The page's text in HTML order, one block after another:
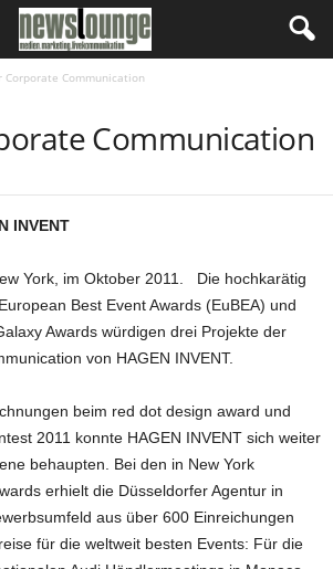
Corporate Communication
Communication
INVENT
York, im Oktober 2011. Die hochkarätig
Best Event Awards (EuBEA) und
Awards würdigen drei Projekte der
von HAGEN INVENT.
beim red dot design award und
2011 konnte HAGEN INVENT sich weiter
behaupten. Bei den in New York
erhielt die Düsseldorfer Agentur in
aus über 600 Einreichungen
für die weltweit besten Events: Für die